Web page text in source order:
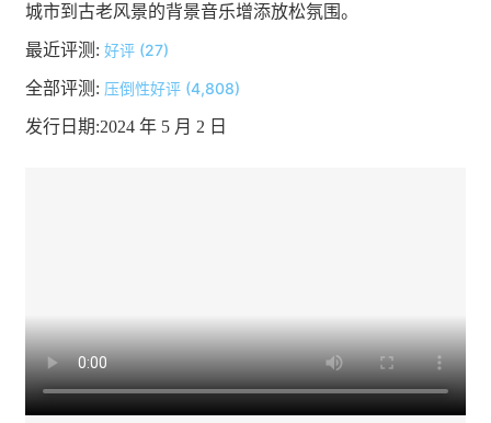
城市到古老风景的背景音乐增添放松氛围。
最近评测: 好评 (27)
全部评测: 压倒性好评 (4,808)
发行日期:2024 年 5 月 2 日